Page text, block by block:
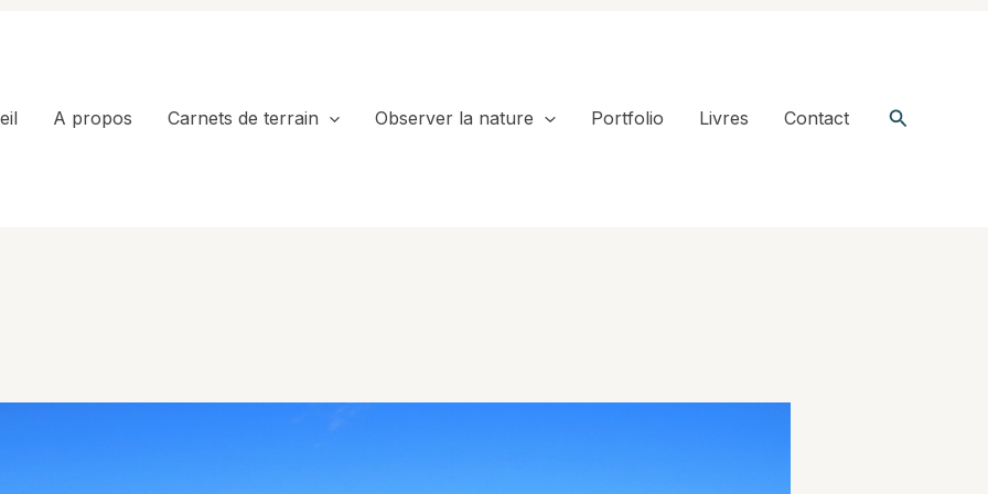
A propos Carnets de terrain Observer la nature Portfolio Livres Contact